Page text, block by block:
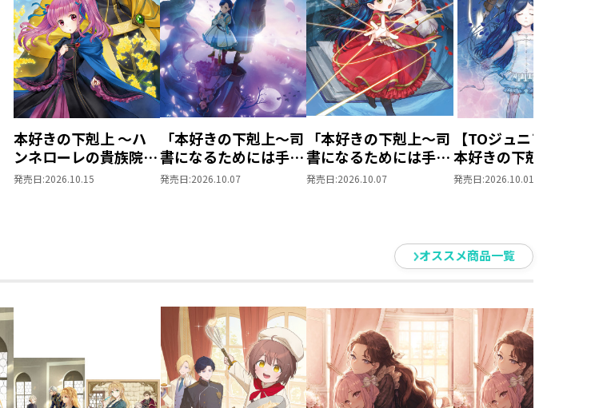
本好きの下剋上 ～ハ
ンネローレの貴族院五
年生～ 「恋してみた
発売日:2026.10.15
「本好きの下剋上～司
書になるためには手段
を選んでいられません
発売日:2026.10.07
「本好きの下剋上～司
書になるためには手段
を選んでいられません
発売日:2026.10.07
【TOジュニア文庫】
本好きの下剋上 第
部 領主の養女１０
発売日:2026.10.01
オススメ商品一覧